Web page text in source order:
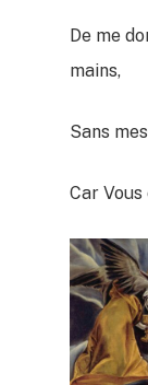
De me
mains,
Sans
Car